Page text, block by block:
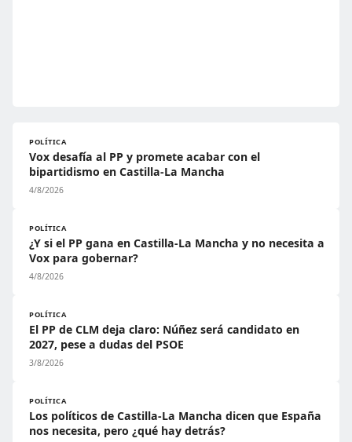
POLÍTICA
Vox desafía al PP y promete acabar con el
bipartidismo en Castilla-La Mancha
4/8/2026
POLÍTICA
¿Y si el PP gana en Castilla-La Mancha y no necesita a
Vox para gobernar?
4/8/2026
POLÍTICA
El PP de CLM deja claro: Núñez será candidato en
2027, pese a dudas del PSOE
3/8/2026
POLÍTICA
Los políticos de Castilla-La Mancha dicen que España
nos necesita, pero ¿qué hay detrás?